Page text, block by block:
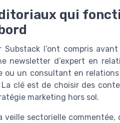
qui
Substack l’ont compris
newsletter d’expert en
ou un consultant en
La clé est de choisir des
marketing hors sol.
veille sectorielle